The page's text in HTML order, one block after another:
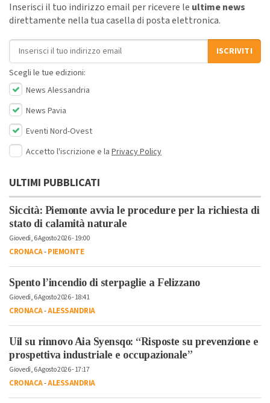
Inserisci il tuo indirizzo email per ricevere le ultime news
direttamente nella tua casella di posta elettronica.
Indirizzo email
ISCRIVITI
Scegli le tue edizioni:
News Alessandria
News Pavia
Eventi Nord-Ovest
Accetto l'iscrizione e la Privacy Policy
ULTIMI PUBBLICATI
Siccità: Piemonte avvia le procedure per la richiesta di
stato di calamità naturale
Giovedì, 6 Agosto 2026 - 19:00
CRONACA-PIEMONTE
Spento l’incendio di sterpaglie a Felizzano
Giovedì, 6 Agosto 2026 - 18:41
CRONACA-ALESSANDRIA
Uil su rinnovo Aia Syensqo: “Risposte su prevenzione e
prospettiva industriale e occupazionale”
Giovedì, 6 Agosto 2026 - 17:17
CRONACA-ALESSANDRIA